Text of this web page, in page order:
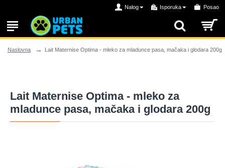
Nalog Isporuka Posao
Naslovna Lait Maternise Optima - mleko za mladunce pasa, mačaka i glodara 200g
Lait Maternise Optima - mleko za
mladunce pasa, mačaka i glodara 200g